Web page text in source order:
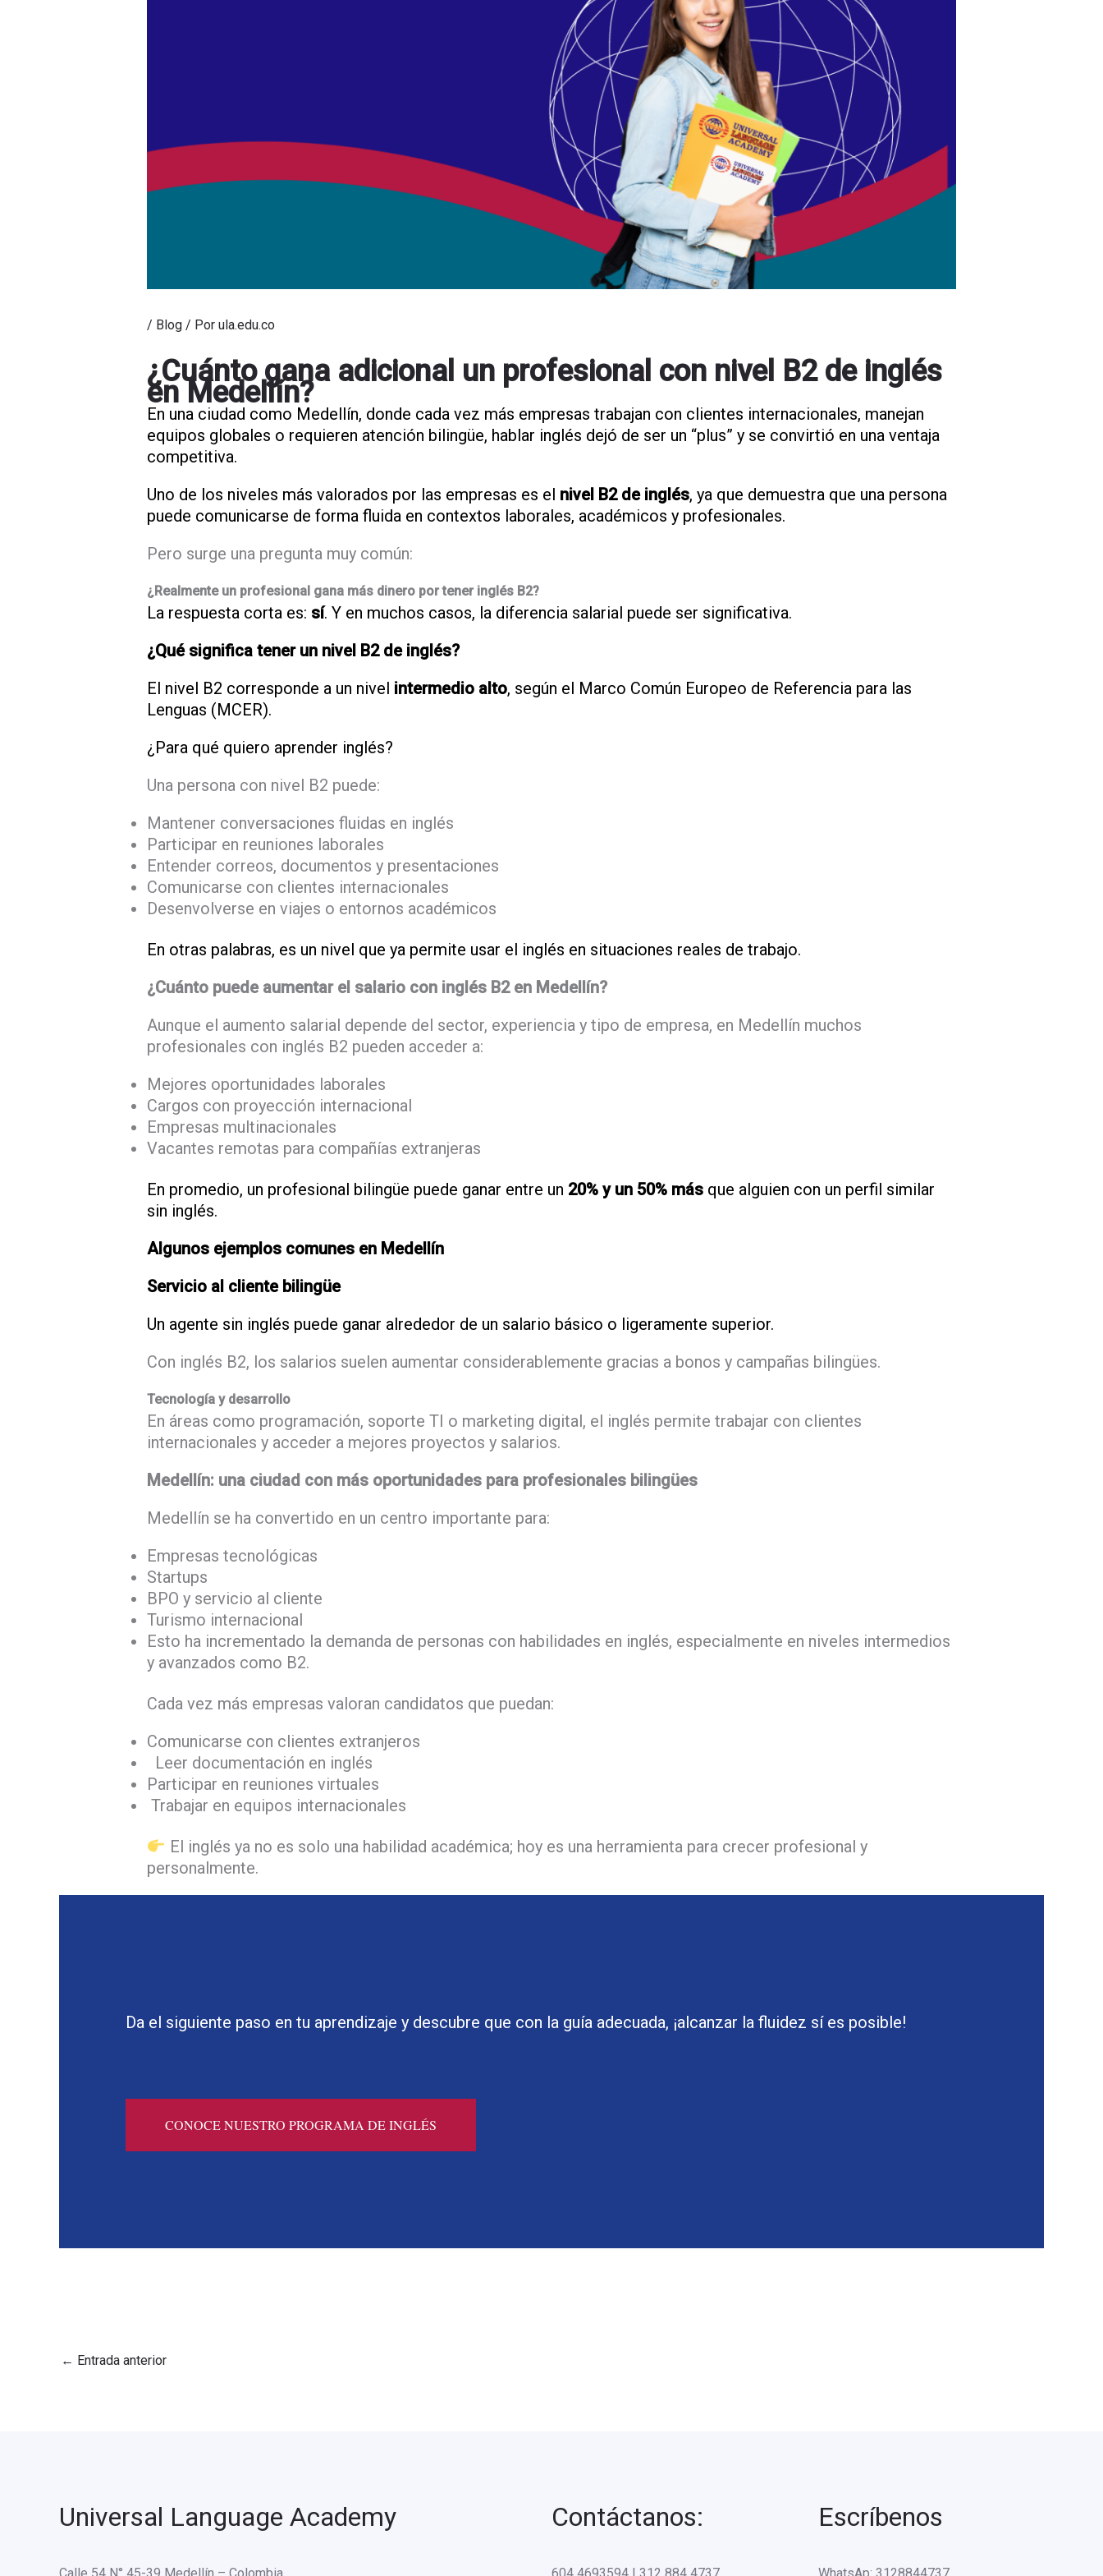
/ Blog/ Por ula.edu.co
¿Cuánto gana adicional un profesional con nivel B2 de inglés
en Medellín?
En una ciudad como Medellín, donde cada vez más empresas trabajan con clientes internacionales, manejan
equipos globales o requieren atención bilingüe, hablar inglés dejó de ser un “plus” y se convirtió en una ventaja
competitiva.
Uno de los niveles más valorados por las empresas es el nivel B2 de inglés, ya que demuestra que una persona
puede comunicarse de forma fluida en contextos laborales, académicos y profesionales.
Pero surge una pregunta muy común:
¿Realmente un profesional gana más dinero por tener inglés B2?
La respuesta corta es: sí. Y en muchos casos, la diferencia salarial puede ser significativa.
¿Qué significa tener un nivel B2 de inglés?
El nivel B2 corresponde a un nivel intermedio alto, según el Marco Común Europeo de Referencia para las
Lenguas (MCER).
¿Para qué quiero aprender inglés?
Una persona con nivel B2 puede:
Mantener conversaciones fluidas en inglés
Participar en reuniones laborales
Entender correos, documentos y presentaciones
Comunicarse con clientes internacionales
Desenvolverse en viajes o entornos académicos
En otras palabras, es un nivel que ya permite usar el inglés en situaciones reales de trabajo.
¿Cuánto puede aumentar el salario con inglés B2 en Medellín?
Aunque el aumento salarial depende del sector, experiencia y tipo de empresa, en Medellín muchos
profesionales con inglés B2 pueden acceder a:
Mejores oportunidades laborales
Cargos con proyección internacional
Empresas multinacionales
Vacantes remotas para compañías extranjeras
En promedio, un profesional bilingüe puede ganar entre un 20% y un 50% másque alguien con un perfil similar
sin inglés.
Algunos ejemplos comunes en Medellín
Servicio al cliente bilingüe
Un agente sin inglés puede ganar alrededor de un salario básico o ligeramente superior.
Con inglés B2, los salarios suelen aumentar considerablemente gracias a bonos y campañas bilingües.
Tecnología y desarrollo
En áreas como programación, soporte TI o marketing digital, el inglés permite trabajar con clientes
internacionales y acceder a mejores proyectos y salarios.
Medellín: una ciudad con más oportunidades para profesionales bilingües
Medellín se ha convertido en un centro importante para:
Empresas tecnológicas
Startups
BPO y servicio al cliente
Turismo internacional
Esto ha incrementado la demanda de personas con habilidades en inglés, especialmente en niveles intermedios
y avanzados como B2.
Cada vez más empresas valoran candidatos que puedan:
Comunicarse con clientes extranjeros
Leer documentación en inglés
Participar en reuniones virtuales
Trabajar en equipos internacionales
El inglés ya no es solo una habilidad académica; hoy es una herramienta para crecer profesional y
personalmente.
Da el siguiente paso en tu aprendizaje y descubre que con la guía adecuada, ¡alcanzar la fluidez sí es posible!
CONOCE NUESTRO PROGRAMA DE INGLÉS
← Entrada anterior
Universal Language Academy Contáctanos: Escríbenos